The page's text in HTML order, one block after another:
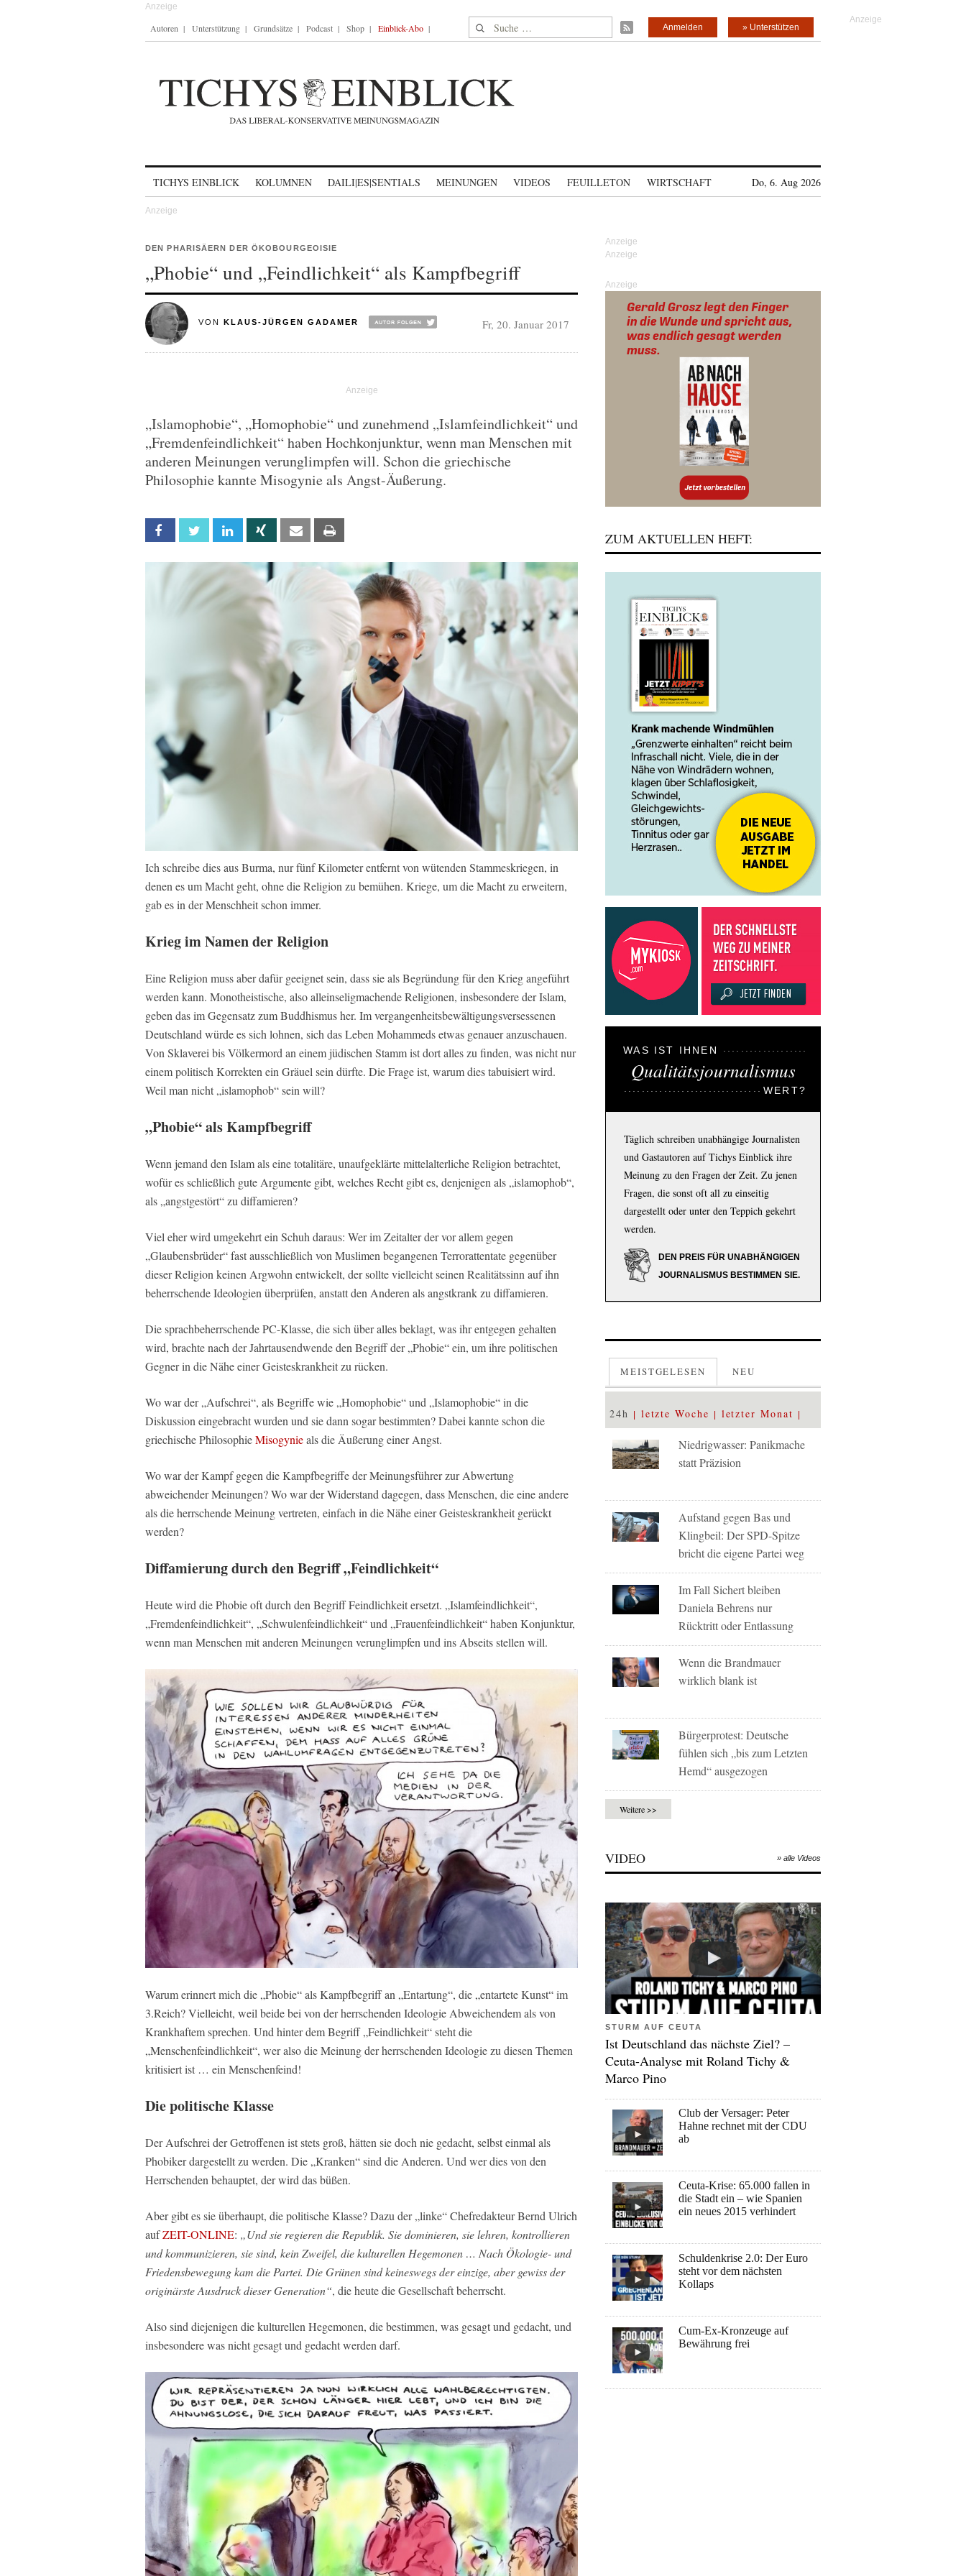
Autoren Unterstützung Grundsätze Podcast Shop Einblick-Abo Suche nach: » Unterstützen
Anmelden
TICHYS EINBLICK KOLUMNEN DAILI|ES|SENTIALS MEINUNGEN VIDEOS FEUILLETON WIRTSCHAFT Do, 6. Aug 2026
DEN PHARISÄERN DER ÖKOBOURGEOISIE
„Phobie“ und „Feindlichkeit“ als Kampfbegriff
VON KLAUS-JÜRGEN GADAMER Fr, 20. Januar 2017
„Islamophobie“, „Homophobie“ und zunehmend „Islamfeindlichkeit“ und
„Fremdenfeindlichkeit“ haben Hochkonjunktur, wenn man Menschen mit
anderen Meinungen verunglimpfen will. Schon die griechische
Philosophie kannte Misogynie als Angst-Äußerung.
Facebook Twitter Linkedin Xing Email
Ich schreibe dies aus Burma, nur fünf Kilometer entfernt von wütenden Stammeskriegen, in
denen es um Macht geht, ohne die Religion zu bemühen. Kriege, um die Macht zu erweitern,
gab es in der Menschheit schon immer.
Krieg im Namen der Religion
Eine Religion muss aber dafür geeignet sein, dass sie als Begründung für den Krieg angeführt
werden kann. Monotheistische, also alleinseligmachende Religionen, insbesondere der Islam,
geben das im Gegensatz zum Buddhismus her. Im vergangenheitsbewältigungsversessenen
Deutschland würde es sich lohnen, sich das Leben Mohammeds etwas genauer anzuschauen.
Von Sklaverei bis Völkermord an einem jüdischen Stamm ist dort alles zu finden, was nicht nur
einem politisch Korrekten ein Gräuel sein dürfte. Die Frage ist, warum dies tabuisiert wird.
Weil man nicht „islamophob“ sein will?
„Phobie“ als Kampfbegriff
Wenn jemand den Islam als eine totalitäre, unaufgeklärte mittelalterliche Religion betrachtet,
wofür es schließlich gute Argumente gibt, welches Recht gibt es, denjenigen als „islamophob“,
als „angstgestört“ zu diffamieren?
Viel eher wird umgekehrt ein Schuh daraus: Wer im Zeitalter der vor allem gegen
„Glaubensbrüder“ fast ausschließlich von Muslimen begangenen Terrorattentate gegenüber
dieser Religion keinen Argwohn entwickelt, der sollte vielleicht seinen Realitätssinn auf ihn
beherrschende Ideologien überprüfen, anstatt den Anderen als angstkrank zu diffamieren.
Die sprachbeherrschende PC-Klasse, die sich über alles beklagt, was ihr entgegen gehalten
wird, brachte nach der Jahrtausendwende den Begriff der „Phobie“ ein, um ihre politischen
Gegner in die Nähe einer Geisteskrankheit zu rücken.
Wo war der „Aufschrei“, als Begriffe wie „Homophobie“ und „Islamophobie“ in die
Diskussion eingebracht wurden und sie dann sogar bestimmten? Dabei kannte schon die
griechische PhilosophieMisogynieals die Äußerung einer Angst.
Wo war der Kampf gegen die Kampfbegriffe der Meinungsführer zur Abwertung
abweichender Meinungen? Wo war der Widerstand dagegen, dass Menschen, die eine andere
als die herrschende Meinung vertreten, einfach in die Nähe einer Geisteskrankheit gerückt
werden?
Diffamierung durch den Begriff „Feindlichkeit“
Heute wird die Phobie oft durch den Begriff Feindlichkeit ersetzt. „Islamfeindlichkeit“,
„Fremdenfeindlichkeit“, „Schwulenfeindlichkeit“ und „Frauenfeindlichkeit“ haben Konjunktur,
wenn man Menschen mit anderen Meinungen verunglimpfen und ins Abseits stellen will.
Warum erinnert mich die „Phobie“ als Kampfbegriff an „Entartung“, die „entartete Kunst“ im
3.Reich? Vielleicht, weil beide bei von der herrschenden Ideologie Abweichendem als von
Krankhaftem sprechen. Und hinter dem Begriff „Feindlichkeit“ steht die
„Menschenfeindlichkeit“, wer also die Meinung der herrschenden Ideologie zu diesen Themen
kritisiert ist … ein Menschenfeind!
Die politische Klasse
Der Aufschrei der Getroffenen ist stets groß, hätten sie doch nie gedacht, selbst einmal als
Phobiker dargestellt zu werden. Die „Kranken“ sind die Anderen. Und wer dies von den
Herrschenden behauptet, der wird das büßen.
Aber gibt es sie überhaupt, die politische Klasse? Dazu der „linke“ Chefredakteur Bernd Ulrich
aufZEIT-ONLINE: „Und sie regieren die Republik. Sie dominieren, sie lehren, kontrollieren
und kommunizieren, sie sind, kein Zweifel, die kulturellen Hegemonen … Nach Ökologie- und
Friedensbewegung kam die Partei. Die Grünen sind keineswegs der einzige, aber gewiss der
originärste Ausdruck dieser Generation“, die heute die Gesellschaft beherrscht.
Also sind diejenigen die kulturellen Hegemonen, die bestimmen, was gesagt und gedacht, und
insbesondere was nicht gesagt und gedacht werden darf.
Anzeige
ZUM AKTUELLEN HEFT:
WAS IST IHNEN
Qualitätsjournalismus
WERT?
Täglich schreiben unabhängige Journalisten
und Gastautoren auf Tichys Einblick ihre
Meinung zu den Fragen der Zeit. Zu jenen
Fragen, die sonst oft all zu einseitig
dargestellt oder unter den Teppich gekehrt
werden.
DEN PREIS FÜR UNABHÄNGIGEN
JOURNALISMUS BESTIMMEN SIE.
MEISTGELESEN NEU
24h letzte Woche letzter Monat
Niedrigwasser: Panikmache
statt Präzision
Aufstand gegen Bas und
Klingbeil: Der SPD-Spitze
bricht die eigene Partei weg
Im Fall Sichert bleiben
Daniela Behrens nur
Rücktritt oder Entlassung
Wenn die Brandmauer
wirklich blank ist
Bürgerprotest: Deutsche
fühlen sich „bis zum Letzten
Hemd“ ausgezogen
Weitere >>
VIDEO » alle Videos
STURM AUF CEUTA
Ist Deutschland das nächste Ziel? –
Ceuta-Analyse mit Roland Tichy &
Marco Pino
Club der Versager: Peter
Hahne rechnet mit der CDU
ab
Ceuta-Krise: 65.000 fallen in
die Stadt ein – wie Spanien
ein neues 2015 verhindert
Schuldenkrise 2.0: Der Euro
steht vor dem nächsten
Kollaps
Cum-Ex-Kronzeuge auf
Bewährung frei